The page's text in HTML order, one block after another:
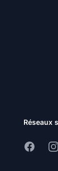
Réseaux
Facebook